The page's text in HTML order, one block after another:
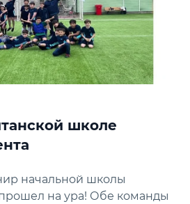
школе
начальной школы
на ура! Обе команды